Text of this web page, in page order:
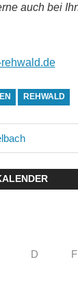
auch bei
REHWALD
D F